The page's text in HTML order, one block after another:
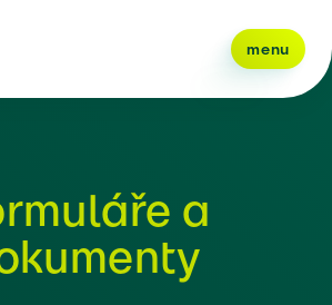
menu
a